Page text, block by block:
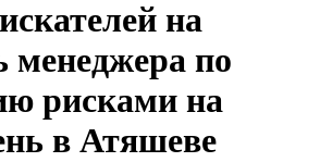
на
менеджера по
рисками на
в Атяшеве